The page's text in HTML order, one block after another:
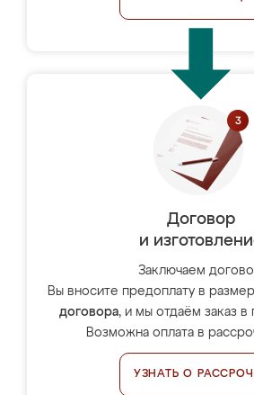
Договор
и
Заключаем
Вы вносите предоплату в
договора, и мы отдаём заказ в
Возможна оплата в
УЗНАТЬ О